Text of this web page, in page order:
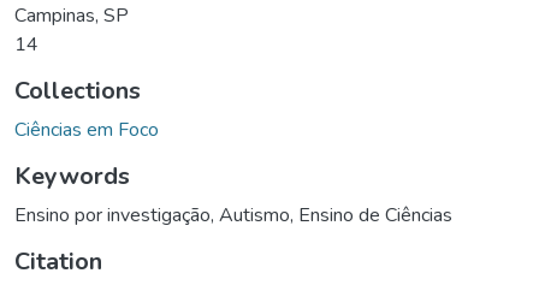
Campinas, SP
14
Collections
Ciências em Foco
Keywords
Ensino por investigação, Autismo, Ensino de Ciências
Citation